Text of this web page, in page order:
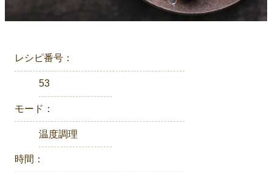
レシピ番号：
53
モード：
温度調理
時間：